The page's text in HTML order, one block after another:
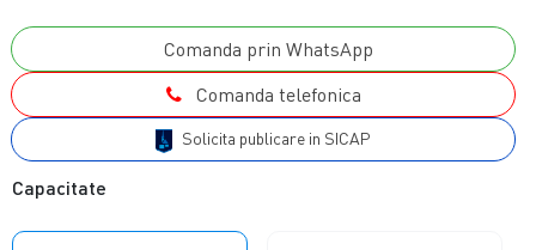
Comanda prin WhatsApp
Comanda telefonica
Solicita publicare in SICAP
Capacitate